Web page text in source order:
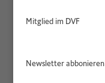
Mitglied im DVF
Newsletter abbonieren